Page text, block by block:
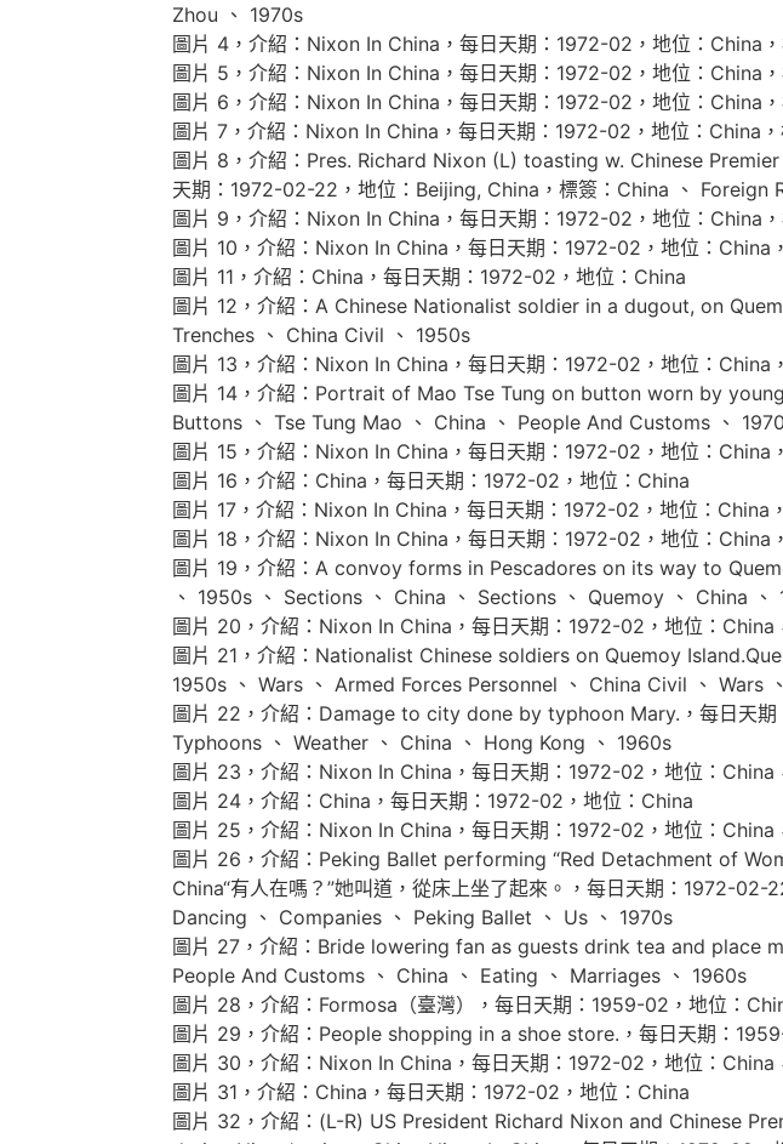
Zhou 、 1970s
圖片 4，介紹：Nixon In China，每日天期：1972-02，地位：China
圖片 5，介紹：Nixon In China，每日天期：1972-02，地位：China
圖片 6，介紹：Nixon In China，每日天期：1972-02，地位：China
圖片 7，介紹：Nixon In China，每日天期：1972-02，地位：China
圖片 8，介紹：Pres. Richard Nixon (L) toasting w. Chinese
天期：1972-02-22，地位：Beijing, China，標簽：China 、
圖片 9，介紹：Nixon In China，每日天期：1972-02，地位：China
圖片 10，介紹：Nixon In China，每日天期：1972-02，地位：China
圖片 11，介紹：China，每日天期：1972-02，地位：China
圖片 12，介紹：A Chinese Nationalist soldier in a dugout, on
Trenches 、 China Civil 、 1950s
圖片 13，介紹：Nixon In China，每日天期：1972-02，地位：China
圖片 14，介紹：Portrait of Mao Tse Tung on button worn by
Buttons 、 Tse Tung Mao 、 China 、 People And Customs 、
圖片 15，介紹：Nixon In China，每日天期：1972-02，地位：China
圖片 16，介紹：China，每日天期：1972-02，地位：China
圖片 17，介紹：Nixon In China，每日天期：1972-02，地位：China
圖片 18，介紹：Nixon In China，每日天期：1972-02，地位：China
圖片 19，介紹：A convoy forms in Pescadores on its way to
、 1950s 、 Sections 、 China 、 Sections 、 Quemoy 、 China 、
圖片 20，介紹：Nixon In China，每日天期：1972-02，地位：China
圖片 21，介紹：Nationalist Chinese soldiers on Quemoy
1950s 、 Wars 、 Armed Forces Personnel 、 China Civil 、 Wars
圖片 22，介紹：Damage to city done by typhoon Mary.，每日天期
Typhoons 、 Weather 、 China 、 Hong Kong 、 1960s
圖片 23，介紹：Nixon In China，每日天期：1972-02，地位：China
圖片 24，介紹：China，每日天期：1972-02，地位：China
圖片 25，介紹：Nixon In China，每日天期：1972-02，地位：China
圖片 26，介紹：Peking Ballet performing “Red Detachment of
China“有人在嗎？”她叫道，從床上坐了起來。，每日天期：1972-
Dancing 、 Companies 、 Peking Ballet 、 Us 、 1970s
圖片 27，介紹：Bride lowering fan as guests drink tea and place
People And Customs 、 China 、 Eating 、 Marriages 、 1960s
圖片 28，介紹：Formosa（臺灣），每日天期：1959-02，地位：
圖片 29，介紹：People shopping in a shoe store.，每日天期：
圖片 30，介紹：Nixon In China，每日天期：1972-02，地位：China
圖片 31，介紹：China，每日天期：1972-02，地位：China
圖片 32，介紹：(L-R) US President Richard Nixon and Chinese